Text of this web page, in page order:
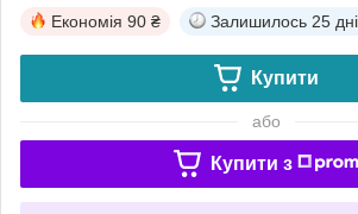
Економія 90 ₴ Залишилось 25
Купити
або
Купити з